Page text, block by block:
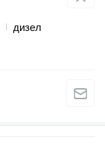
дизел